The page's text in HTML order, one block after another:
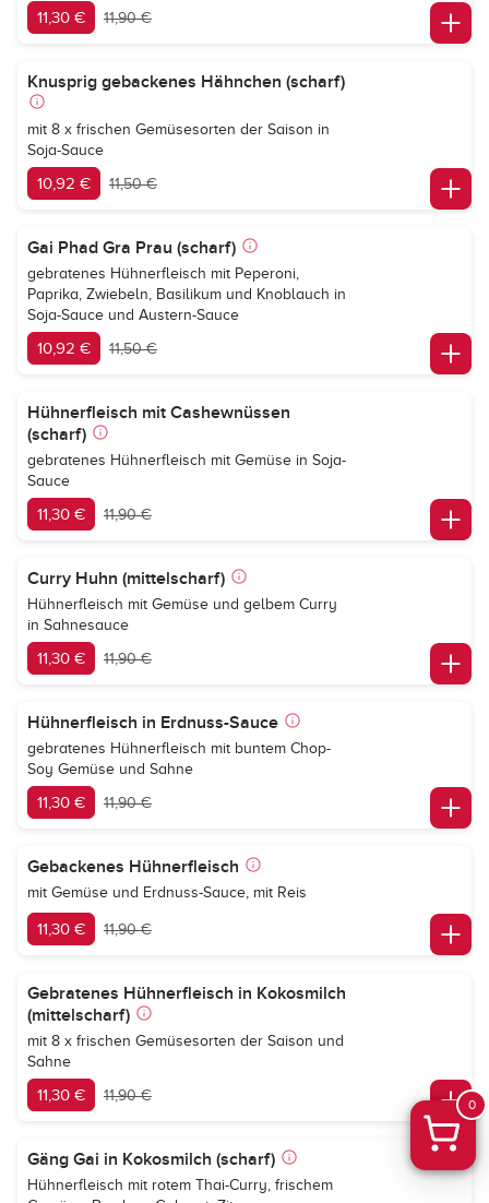
11,30 € 11,90 €
Knusprig gebackenes Hähnchen (scharf)
mit 8 x frischen Gemüsesorten der Saison in
Soja-Sauce
10,92 € 11,50 €
Gai Phad Gra Prau (scharf)
gebratenes Hühnerfleisch mit Peperoni,
Paprika, Zwiebeln, Basilikum und Knoblauch in
Soja-Sauce und Austern-Sauce
10,92 € 11,50 €
Hühnerfleisch mit Cashewnüssen
(scharf)
gebratenes Hühnerfleisch mit Gemüse in Soja-
Sauce
11,30 € 11,90 €
Curry Huhn (mittelscharf)
Hühnerfleisch mit Gemüse und gelbem Curry
in Sahnesauce
11,30 € 11,90 €
Hühnerfleisch in Erdnuss-Sauce
gebratenes Hühnerfleisch mit buntem Chop-
Soy Gemüse und Sahne
11,30 € 11,90 €
Gebackenes Hühnerfleisch
mit Gemüse und Erdnuss-Sauce, mit Reis
11,30 € 11,90 €
Gebratenes Hühnerfleisch in Kokosmilch
(mittelscharf)
mit 8 x frischen Gemüsesorten der Saison und
Sahne
11,30 € 11,90 €
Gäng Gai in Kokosmilch (scharf)
Hühnerfleisch mit rotem Thai-Curry, frischem
0